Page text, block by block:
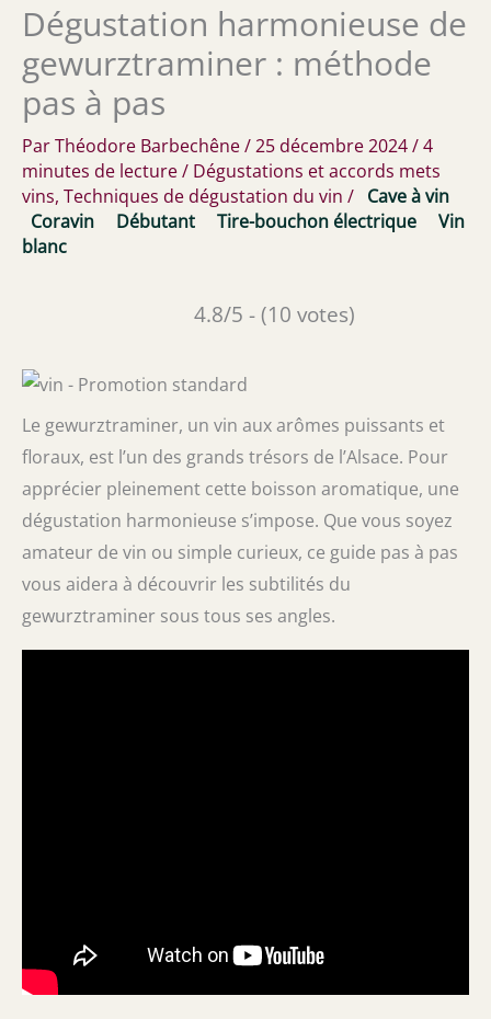
Dégustation harmonieuse de
gewurztraminer : méthode
pas à pas
ParThéodore Barbechêne/25 décembre 2024/4
minutes de lecture/ Dégustations et accords mets
vins, Techniques de dégustation du vin / Cave à vin
Coravin
Débutant Tire-bouchon électrique
Vin
blanc
4.8/5 - (10 votes)
Le gewurztraminer, un vin aux arômes puissants et
floraux, est l’un des grands trésors de l’Alsace. Pour
apprécier pleinement cette boisson aromatique, une
dégustation harmonieuse s’impose. Que vous soyez
amateur de vin ou simple curieux, ce guide pas à pas
vous aidera à découvrir les subtilités du
gewurztraminer sous tous ses angles.